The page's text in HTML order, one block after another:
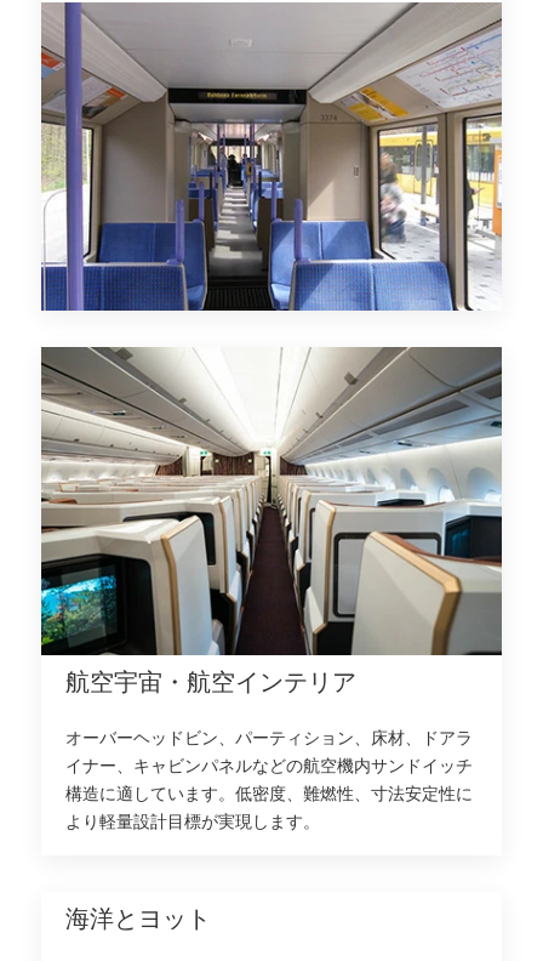
航空宇宙・航空インテリア
オーバーヘッドビン、パーティション、床材、ドアラ
イナー、キャビンパネルなどの航空機内サンドイッチ
構造に適しています。低密度、難燃性、寸法安定性に
より軽量設計目標が実現します。
海洋とヨット